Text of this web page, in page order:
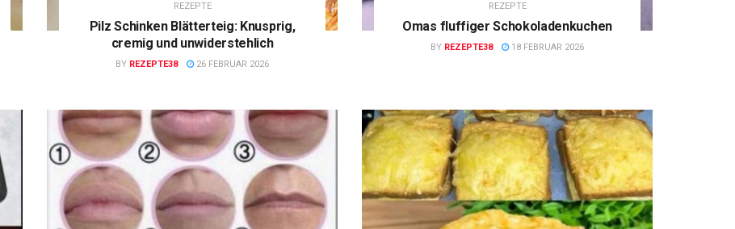
REZEPTE
Pilz Schinken Blätterteig: Knusprig,
cremig und unwiderstehlich
BY REZEPTE38 26 FEBRUAR 2026
REZEPTE
Omas fluffiger Schokoladenkuchen
BY REZEPTE38 18 FEBRUAR 2026